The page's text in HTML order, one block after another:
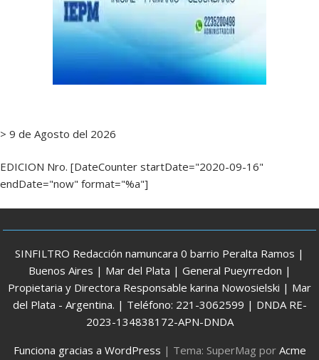
> 9 de Agosto del 2026
EDICION Nro. [DateCounter startDate="2020-09-16"
endDate="now" format="%a"]
SINFILTRO Redacción namuncara 0 barrio Peralta Ramos |
Buenos Aires | Mar del Plata | General Pueyrredon |
Propietaria y Directora Responsable karina Nowosielski | Mar
del Plata - Argentina. | Teléfono: 221-3062599 | DNDA RE-
2023-134838172-APN-DNDA
Funciona gracias a WordPress | Tema: SuperMag por Acme